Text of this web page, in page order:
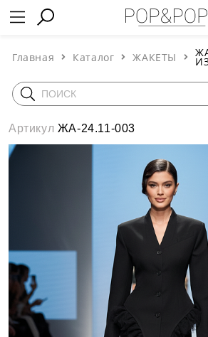
Главная Каталог ЖАКЕТЫ
Артикул ЖА-24.11-003